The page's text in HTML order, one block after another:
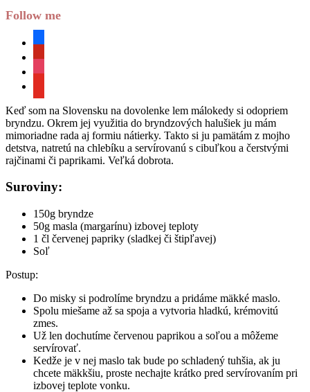
Follow me
Keď som na Slovensku na dovolenke lem málokedy si odopriem
bryndzu. Okrem jej využitia do bryndzových halušiek ju mám
mimoriadne rada aj formiu nátierky. Takto si ju pamätám z mojho
detstva, natretú na chlebíku a servírovanú s cibuľkou a čerstvými
rajčinami či paprikami. Veľká dobrota.
Suroviny:
150g bryndze
50g masla (margarínu) izbovej teploty
1 čl červenej papriky (sladkej či štipľavej)
Soľ
Postup:
Do misky si podrolíme bryndzu a pridáme mäkké maslo.
Spolu miešame až sa spoja a vytvoria hladkú, krémovitú
zmes.
Už len dochutíme červenou paprikou a soľou a môžeme
servírovať.
Kedže je v nej maslo tak bude po schladený tuhšia, ak ju
chcete mäkkšiu, proste nechajte krátko pred servírovaním pri
izbovej teplote vonku.